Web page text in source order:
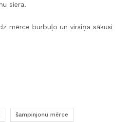
siera.
mērce burbuļo un virsiņa sākusi
šampinjonu mērce